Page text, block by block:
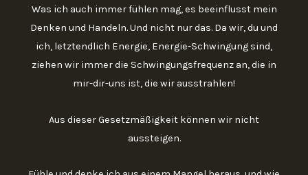
Was ich auch immer fühlen mag, es beeinflusst mein
Denken und Handeln. Und nicht nur das. Da wir, du und
ich, letztendlich Energie, Energie-Schwingung sind,
ziehen wir immer die Schwingungsfrequenz an, die in
mir-dir-uns ist, die wir ausstrahlen!
Aus dieser Gesetzmäßigkeit können wir nicht
aussteigen.